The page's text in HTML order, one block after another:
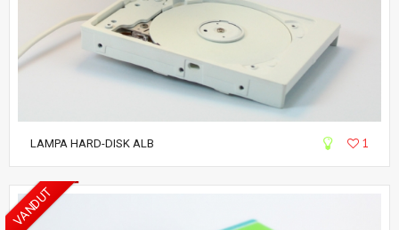
LAMPA HARD-DISK ALB 1
VANDUT